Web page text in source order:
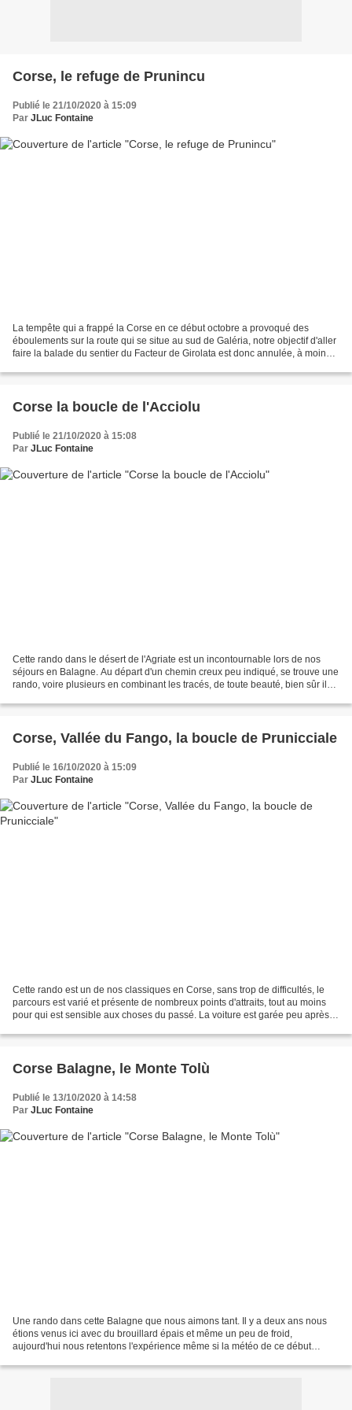
Corse, le refuge de Prunincu
Publié le 21/10/2020 à 15:09
Par JLuc Fontaine
La tempête qui a frappé la Corse en ce début octobre a provoqué des
éboulements sur la route qui se situe au sud de Galéria, notre objectif d'aller
faire la balade du sentier du Facteur de Girolata est donc annulée, à moins
Corse la boucle de l'Acciolu
Publié le 21/10/2020 à 15:08
Par JLuc Fontaine
Cette rando dans le désert de l'Agriate est un incontournable lors de nos
séjours en Balagne. Au départ d'un chemin creux peu indiqué, se trouve une
rando, voire plusieurs en combinant les tracés, de toute beauté, bien sûr il
Corse, Vallée du Fango, la boucle de Prunicciale
Publié le 16/10/2020 à 15:09
Par JLuc Fontaine
Cette rando est un de nos classiques en Corse, sans trop de difficultés, le
parcours est varié et présente de nombreux points d'attraits, tout au moins
pour qui est sensible aux choses du passé. La voiture est garée peu après le
Corse Balagne, le Monte Tolù
Publié le 13/10/2020 à 14:58
Par JLuc Fontaine
Une rando dans cette Balagne que nous aimons tant. Il y a deux ans nous
étions venus ici avec du brouillard épais et même un peu de froid,
aujourd'hui nous retentons l'expérience même si la météo de ce début